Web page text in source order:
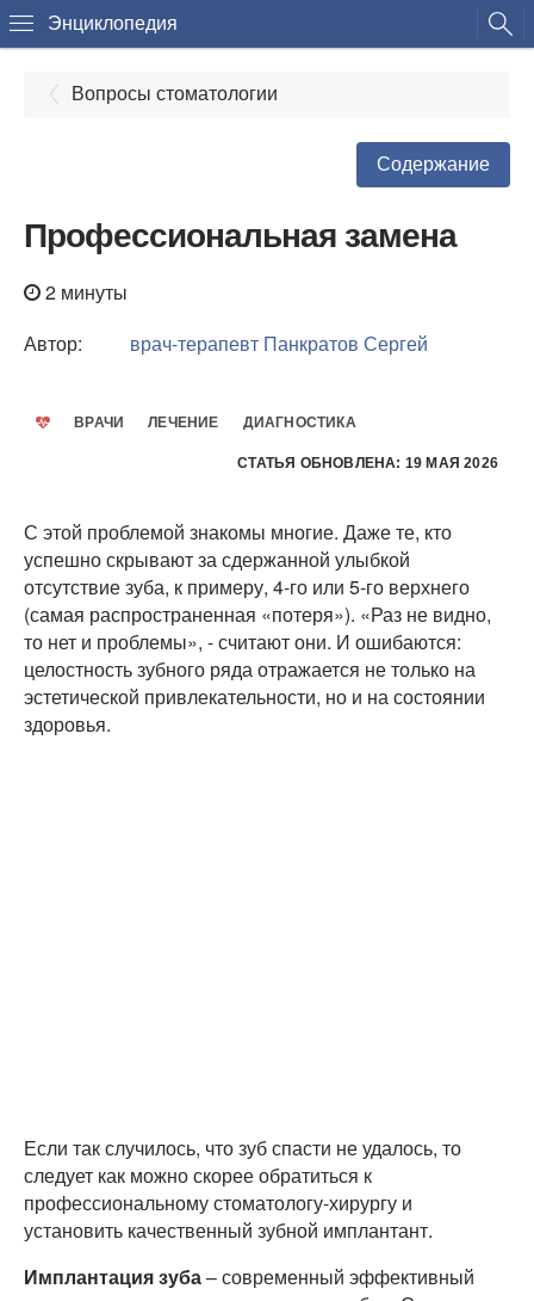
Энциклопедия
Вопросы стоматологии
Содержание
Профессиональная замена
2 минуты
Автор:
врач-терапевт Панкратов Сергей
ВРАЧИ ЛЕЧЕНИЕ ДИАГНОСТИКА
СТАТЬЯ ОБНОВЛЕНА: 19 МАЯ 2026
С этой проблемой знакомы многие. Даже те, кто
успешно скрывают за сдержанной улыбкой
отсутствие зуба, к примеру, 4-го или 5-го верхнего
(самая распространенная «потеря»). «Раз не видно,
то нет и проблемы», - считают они. И ошибаются:
целостность зубного ряда отражается не только на
эстетической привлекательности, но и на состоянии
здоровья.
Если так случилось, что зуб спасти не удалось, то
следует как можно скорее обратиться к
профессиональному стоматологу-хирургу и
установить качественный зубной имплантант.
Имплантация зуба– современный эффективный